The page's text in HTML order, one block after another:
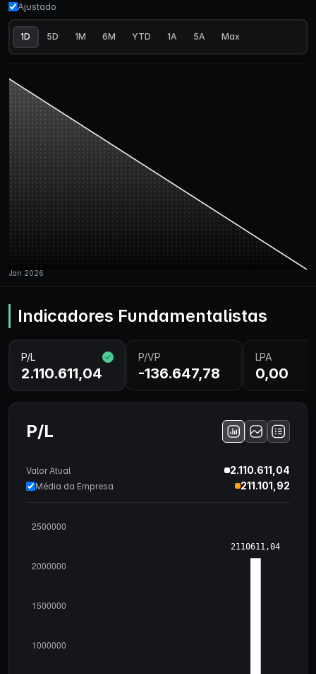
Ajustado
1D 5D 1M 6M YTD 1A 5A Max
Indicadores Fundamentalistas
P/L
2.110.611,04
P/VP
-136.647,78
LPA
0,00
P/L
Valor Atual 2.110.611,04
Média da Empresa 211.101,92